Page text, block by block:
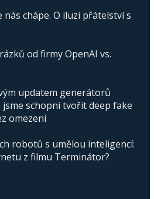
nás chápe. O iluzi přátelství s
od firmy OpenAI vs.
updatem generátorů
schopni tvořit deep fake
omezení
robotů s umělou inteligencí:
z filmu Terminátor?